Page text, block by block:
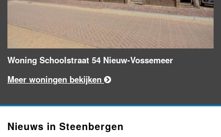
Woning Schoolstraat 54 Nieuw-Vossemeer
Meer woningen bekijken
Nieuws in Steenbergen